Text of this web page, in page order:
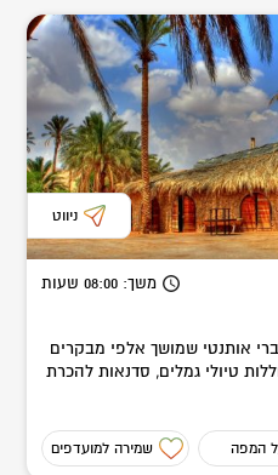
ניווט
משך: 08:00 שעות
אותנטי שמושך אלפי מבקרים
טיולי גמלים, סדנאות להכרת
המפה שמירה למועדפים